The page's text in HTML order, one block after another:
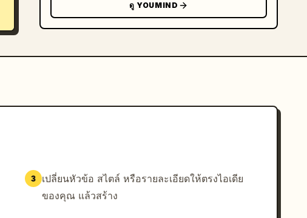
ดู YOUMIND
3
เปลี่ยนหัวข้อ สไตล์ หรือรายละเอียดให้ตรงไอเดีย
ของคุณ แล้วสร้าง